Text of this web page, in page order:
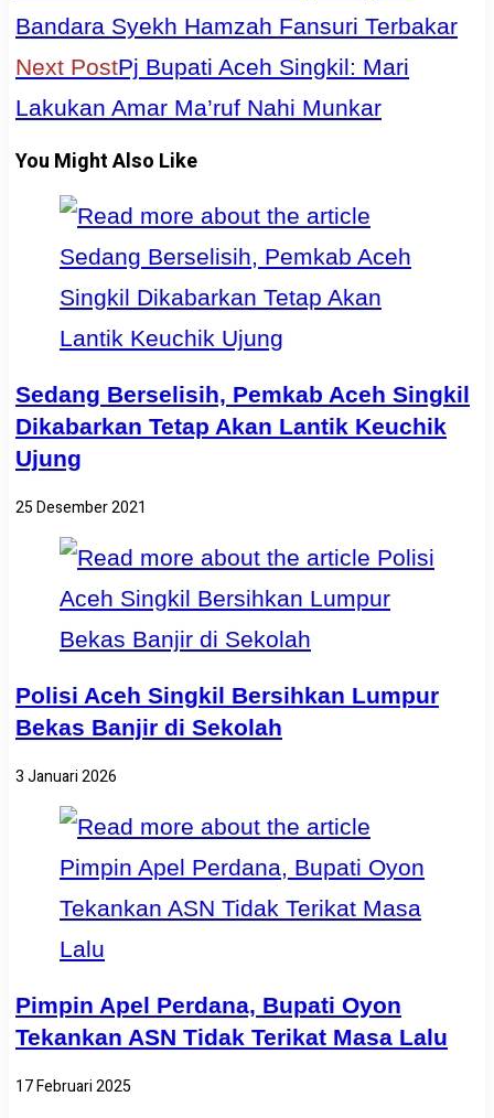
Bandara Syekh Hamzah Fansuri Terbakar
Next PostPj Bupati Aceh Singkil: Mari
Lakukan Amar Ma’ruf Nahi Munkar
You Might Also Like
Sedang Berselisih, Pemkab Aceh Singkil
Dikabarkan Tetap Akan Lantik Keuchik
Ujung
25 Desember 2021
Polisi Aceh Singkil Bersihkan Lumpur
Bekas Banjir di Sekolah
3 Januari 2026
Pimpin Apel Perdana, Bupati Oyon
Tekankan ASN Tidak Terikat Masa Lalu
17 Februari 2025